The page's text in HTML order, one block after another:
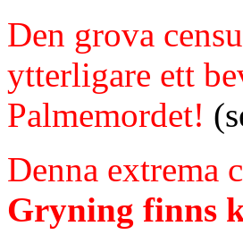
Den grova
ytterligare ett
Palmemordet!
Denna extrema
Gryning finns